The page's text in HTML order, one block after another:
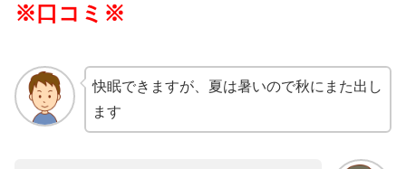
※口コミ※
快眠できますが、夏は暑いので秋にまた出し
ます